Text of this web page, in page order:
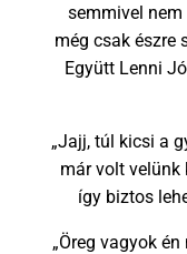
semmivel
még csak észre
Együtt Lenni
„Jajj, túl kicsi a
már volt velünk
így biztos
„Öreg vagyok